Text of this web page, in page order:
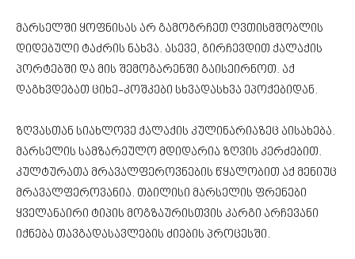
მარსელში ყოფნისას არ გამოგრჩეთ ღვთისმშობლის
დიდებული ტაძრის ნახვა. ასევე, გირჩევდით ქალაქის
პორტებში და მის შემოგარენში გაისეირნოთ. აქ
დაგხვდებათ ციხე-კოშკები სხვადასხვა ეპოქებიდან.
ზღვასთან სიახლოვე ქალაქის კულინარიაზეც აისახება.
მარსელის სამზარეულო მდიდარია ზღვის კერძებით.
კულტურათა მრავალფეროვნების წყალობით აქ მენიუც
მრავალფეროვანია. თბილისი მარსელის ფრენები
ყველანაირი ტიპის მოგზაურისთვის კარგი არჩევანი
იქნება თავგადასავლების ძიების პროცესში.